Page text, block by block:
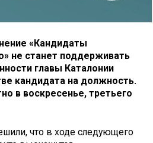
«Кандидаты
не станет поддерживать
главы Каталонии
кандидата на должность.
в воскресенье, третьего
что в ходе следующего